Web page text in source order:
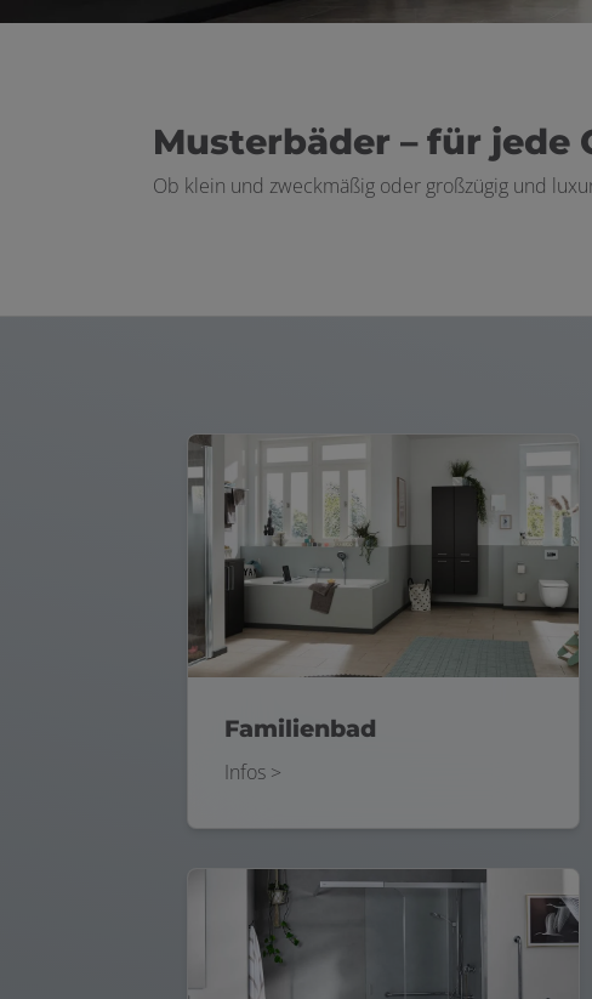
Musterbäder – für jede
Ob klein und zweckmäßig oder großzügig und
Familienbad
Infos >